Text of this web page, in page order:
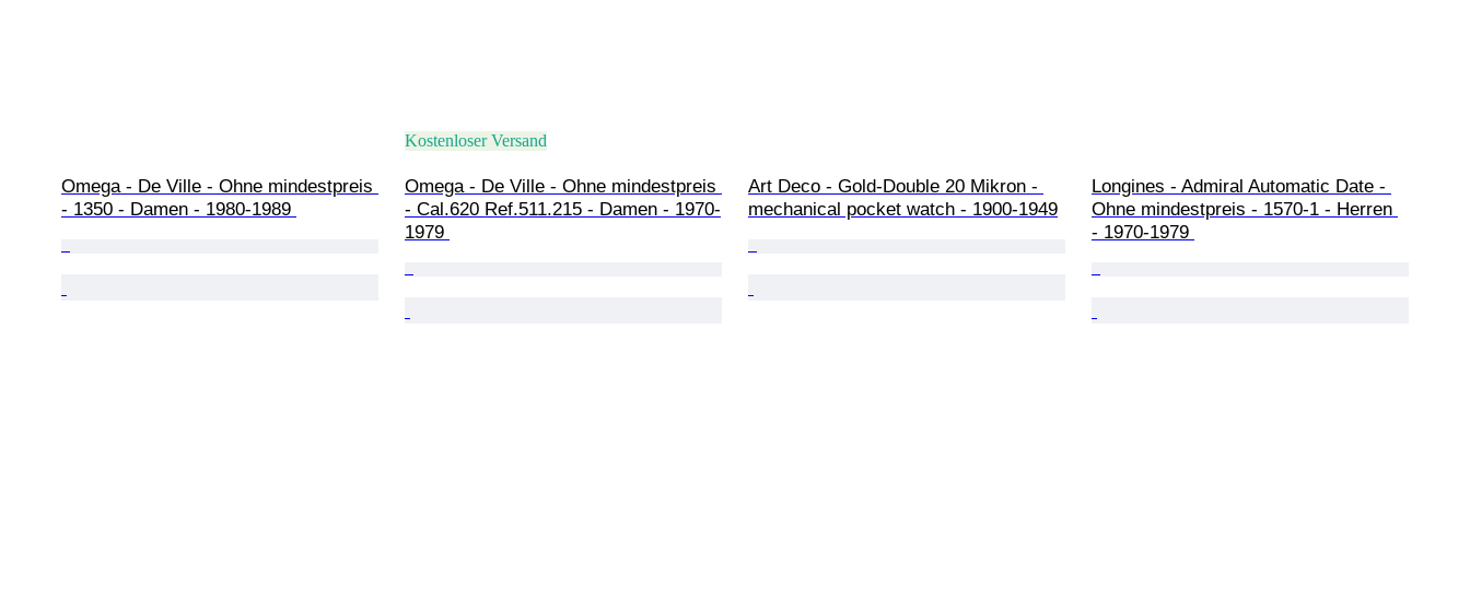
Omega - De Ville - Ohne mindestpreis
- 1350 - Damen - 1980-1989
Kostenloser Versand
Omega - De Ville - Ohne mindestpreis
- Cal.620 Ref.511.215 - Damen - 1970-
1979
Art Deco - Gold-Double 20 Mikron -
mechanical pocket watch - 1900-1949
Longines - Admiral Automatic Date -
Ohne mindestpreis - 1570-1 - Herren
- 1970-1979